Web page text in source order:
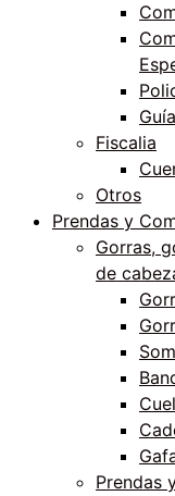
Fiscalia
Otros
Prendas y
Gorras,
de
Prendas